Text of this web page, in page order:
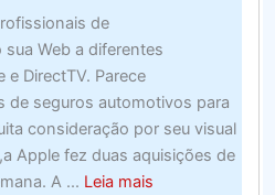
apostas
esportivas
de
de
Web a diferentes
DirectTV. Parece
de seguros automotivos para
consideração por seu visual
Apple fez duas aquisições de
A ... Leia maisabout